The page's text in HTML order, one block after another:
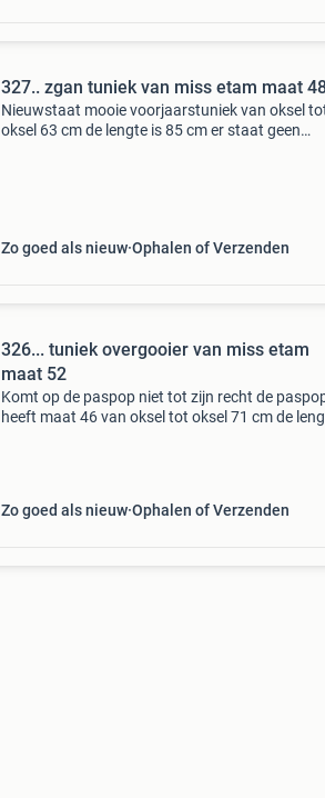
327.. zgan tuniek van miss etam maat
Nieuwstaat mooie voorjaarstuniek van oksel
oksel 63 cm de lengte is 85 cm er staat geen
Zo goed als nieuw Ophalen of Verzenden
326... tuniek overgooier van miss etam
maat 52
Komt op de paspop niet tot zijn recht de
heeft maat 46 van oksel tot oksel 71 cm de
Zo goed als nieuw Ophalen of Verzenden